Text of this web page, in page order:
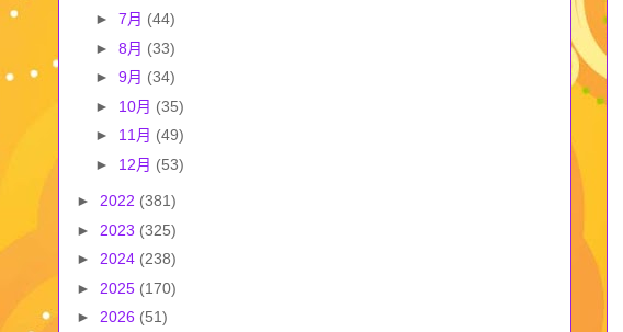
► 7月 (44)
► 8月 (33)
► 9月 (34)
► 10月 (35)
► 11月 (49)
► 12月 (53)
► 2022 (381)
► 2023 (325)
► 2024 (238)
► 2025 (170)
► 2026 (51)